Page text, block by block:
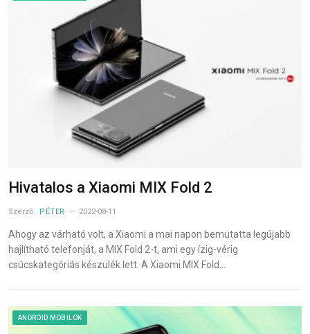
Hivatalos a Xiaomi MIX Fold 2
Szerző: PÉTER 2022-08-11
Ahogy az várható volt, a Xiaomi a mai napon bemutatta legújabb
hajlítható telefonját, a MIX Fold 2-t, ami egy ízig-vérig
csúcskategóriás készülék lett. A Xiaomi MIX Fold…
ANDROID MOBILOK